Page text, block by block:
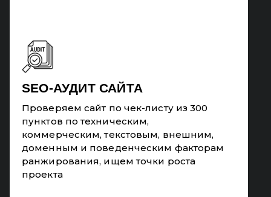
SEO-АУДИТ САЙТА
Проверяем сайт по чек-листу из 300
пунктов по техническим,
коммерческим, текстовым, внешним,
доменным и поведенческим факторам
ранжирования, ищем точки роста
проекта